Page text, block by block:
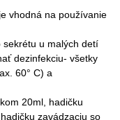
vhodná na používanie
sekrétu u malých detí
dezinfekciu- všetky
60° C) a
20ml, hadičku
zavádzaciu so